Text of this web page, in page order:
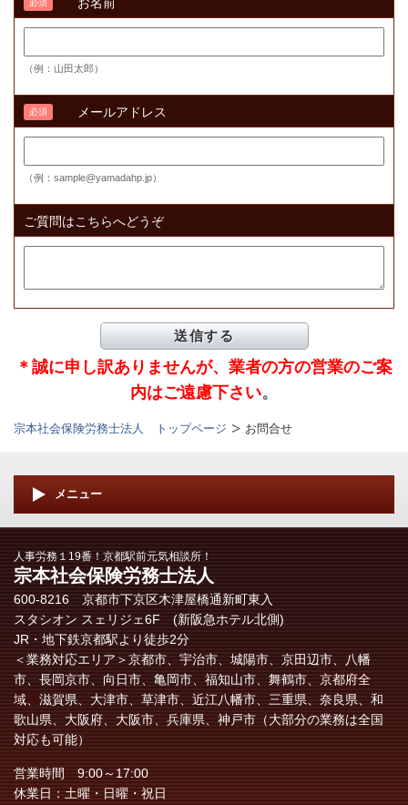
お名前
必須
（例：山田太郎）
メールアドレス
必須
（例：sample@yamadahp.jp）
ご質問はこちらへどうぞ
＊誠に申し訳ありませんが、業者の方の営業のご案
内はご遠慮下さい。
宗本社会保険労務士法人 トップページ お問合せ
メニュー
人事労務１19番！京都駅前元気相談所！
宗本社会保険労務士法人
600-8216 京都市下京区木津屋橋通新町東入
スタシオン スェリジェ6F (新阪急ホテル北側)
JR・地下鉄京都駅より徒歩2分
＜業務対応エリア＞京都市、宇治市、城陽市、京田辺市、八幡
市、長岡京市、向日市、亀岡市、福知山市、舞鶴市、 京都府全
域、 滋賀県、大津市、草津市、近江八幡市、三重県、奈良県、和
歌山県、大阪府、大阪市、兵庫県、神戸市（大部分の業務は全国
対応も可能）
営業時間 9:00～17:00
休業日：土曜・日曜・祝日